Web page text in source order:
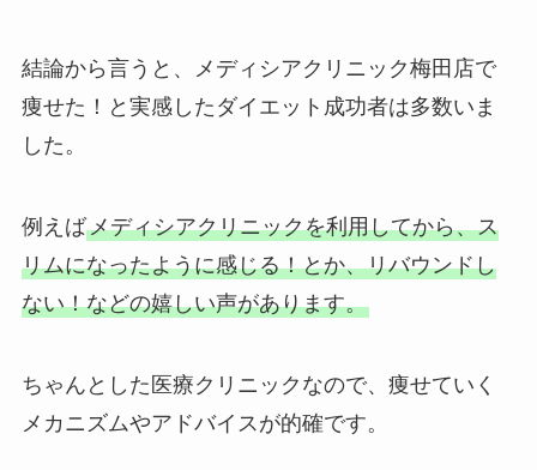
結論から言うと、メディシアクリニック梅田店で
痩せた！と実感したダイエット成功者は多数いま
した。
例えばメディシアクリニックを利用してから、ス
リムになったように感じる！とか、リバウンドし
ない！などの嬉しい声があります。
ちゃんとした医療クリニックなので、痩せていく
メカニズムやアドバイスが的確です。